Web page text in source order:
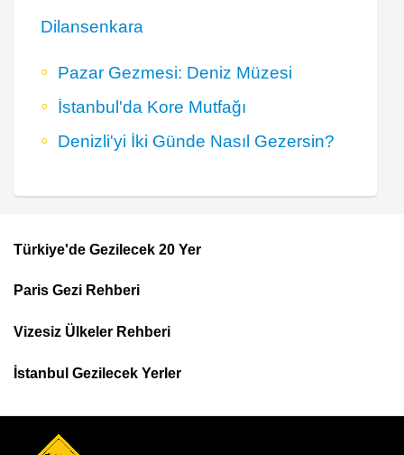
Dilansenkara
Pazar Gezmesi: Deniz Müzesi
İstanbul'da Kore Mutfağı
Denizli'yi İki Günde Nasıl Gezersin?
Footer
Top
Menu
Türkiye'de Gezilecek 20 Yer
Paris Gezi Rehberi
Vizesiz Ülkeler Rehberi
İstanbul Gezilecek Yerler